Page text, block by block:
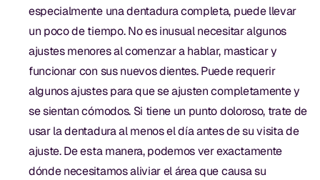
especialmente una dentadura completa, puede llevar
un poco de tiempo. No es inusual necesitar algunos
ajustes menores al comenzar a hablar, masticar y
funcionar con sus nuevos dientes. Puede requerir
algunos ajustes para que se ajusten completamente y
se sientan cómodos. Si tiene un punto doloroso, trate de
usar la dentadura al menos el día antes de su visita de
ajuste. De esta manera, podemos ver exactamente
dónde necesitamos aliviar el área que causa su